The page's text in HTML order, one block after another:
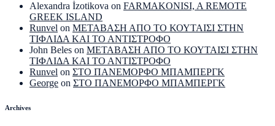
Alexandra İzotikova on FARMAKONISI, A REMOTE
GREEK ISLAND
Runvel on ΜΕΤΑΒΑΣΗ ΑΠΟ ΤΟ ΚΟΥΤΑΙΣΙ ΣΤΗΝ
ΤΙΦΛΙΔΑ ΚΑΙ ΤΟ ΑΝΤΙΣΤΡΟΦΟ
John Beles on ΜΕΤΑΒΑΣΗ ΑΠΟ ΤΟ ΚΟΥΤΑΙΣΙ ΣΤΗΝ
ΤΙΦΛΙΔΑ ΚΑΙ ΤΟ ΑΝΤΙΣΤΡΟΦΟ
Runvel on ΣΤΟ ΠΑΝΕΜΟΡΦΟ ΜΠΑΜΠΕΡΓΚ
George on ΣΤΟ ΠΑΝΕΜΟΡΦΟ ΜΠΑΜΠΕΡΓΚ
Archives